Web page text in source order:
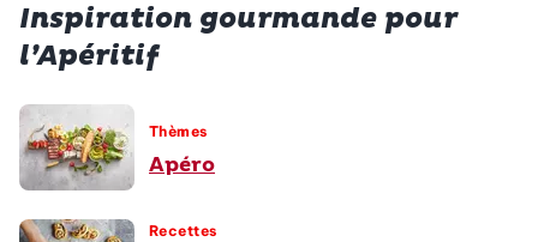
Inspiration gourmande pour
l’Apéritif
Thèmes
Apéro
Recettes